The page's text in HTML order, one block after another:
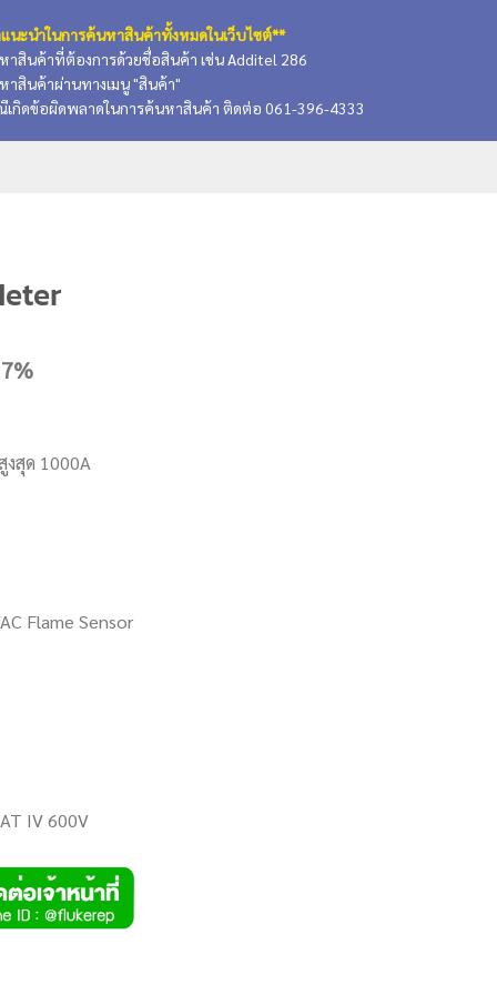
นะนำในการค้นหาสินค้าทั้งหมดในเว็บไซต์**
าสินค้าที่ต้องการด้วยชื่อสินค้า เช่น Additel 286
าสินค้าผ่านทางเมนู "สินค้า"
เกิดข้อผิดพลาดในการค้นหาสินค้า ติดต่อ 061-396-4333
งสุด 1000A
Flame Sensor
IV 600V